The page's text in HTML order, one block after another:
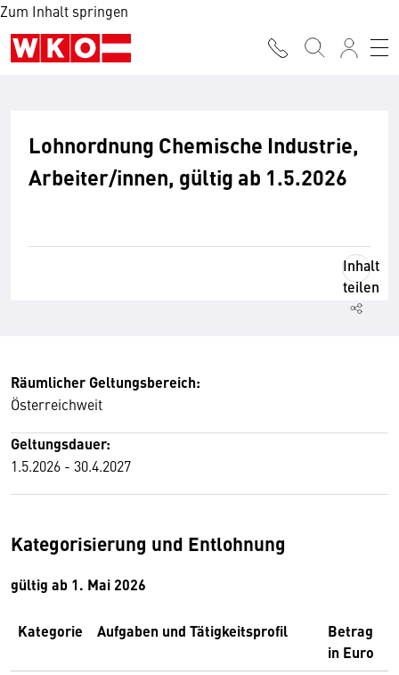
Zum Inhalt springen
Lohnordnung Chemische Industrie,
Arbeiter/innen, gültig ab 1.5.2026
Inhalt
teilen
Räumlicher Geltungsbereich:
Österreichweit
Geltungsdauer:
1.5.2026 - 30.4.2027
Kategorisierung und Entlohnung
gültig ab 1. Mai 2026
Kategorie Aufgaben und Tätigkeitsprofil
Betrag
in Euro